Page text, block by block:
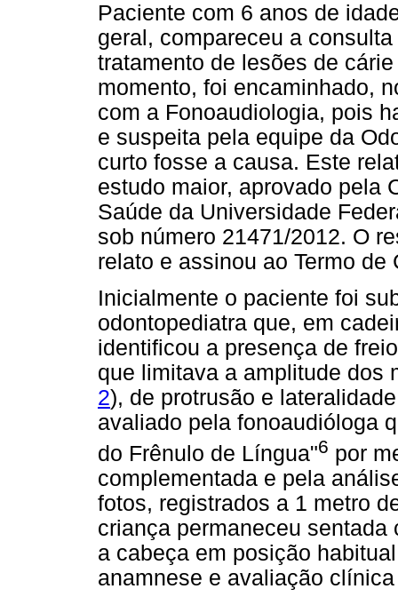
Paciente com 6 anos de
geral, compareceu a
tratamento de lesões de
momento, foi encaminhado,
com a Fonoaudiologia, pois
e suspeita pela equipe da
curto fosse a causa. Este
estudo maior, aprovado pela
Saúde da Universidade
sob número 21471/2012. O
relato e assinou ao Termo
Inicialmente o paciente foi
odontopediatra que, em
identificou a presença de
que limitava a amplitude dos
2), de protrusão e
avaliado pela fonoaudióloga
do Frênulo de Língua"6 por
complementada e pela
fotos, registrados a 1 metro
criança permaneceu
a cabeça em posição
anamnese e avaliação